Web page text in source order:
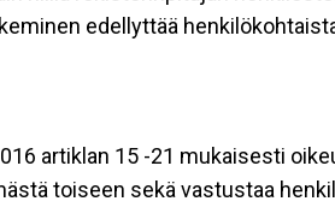
edellyttää
artiklan 15 -21 mukaisesti
toiseen sekä vastustaa